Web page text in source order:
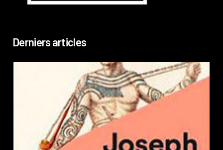
Derniers articles